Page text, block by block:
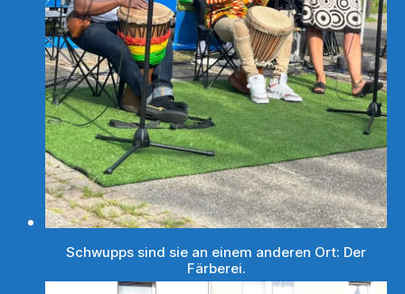
Schwupps sind sie an einem anderen Ort: Der
Färberei.